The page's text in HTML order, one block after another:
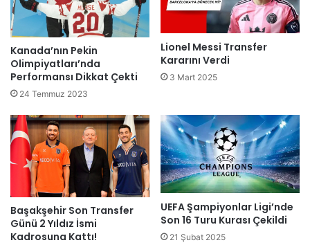
Kanada’nın Pekin
Olimpiyatları’nda
Performansı Dikkat Çekti
24 Temmuz 2023
Lionel Messi Transfer
Kararını Verdi
3 Mart 2025
Başakşehir Son Transfer
Günü 2 Yıldız İsmi
Kadrosuna Kattı!
UEFA Şampiyonlar Ligi’nde
Son 16 Turu Kurası Çekildi
21 Şubat 2025